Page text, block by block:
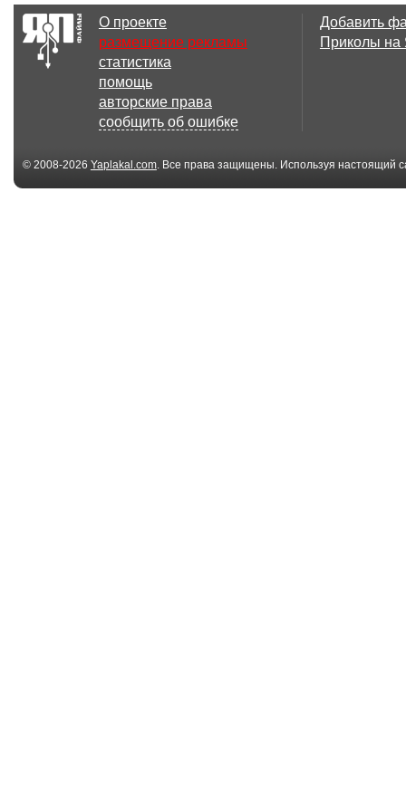
О проекте
размещение рекламы
статистика
помощь
авторские права
сообщить об ошибке
Добавить
Приколы
© 2008-2026 Yaplakal.com. Все права защищены. Используя настоящий